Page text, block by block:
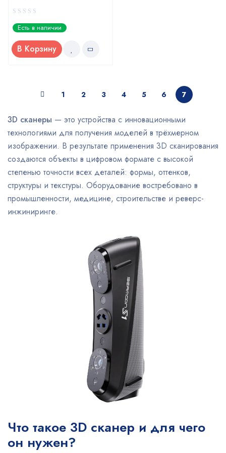
0
out
of
Есть в наличии
В Корзину
1 2 3 4 5 6 7
3D сканеры — это устройства с инновационными
технологиями для получения моделей в трёхмерном
изображении. В результате применения 3D сканирования
создаются объекты в цифровом формате с высокой
степенью точности всех деталей: формы, оттенков,
структуры и текстуры. Оборудование востребовано в
промышленности, медицине, строительстве и реверс-
инжиниринге.
Что такое 3D сканер и для чего
он нужен?